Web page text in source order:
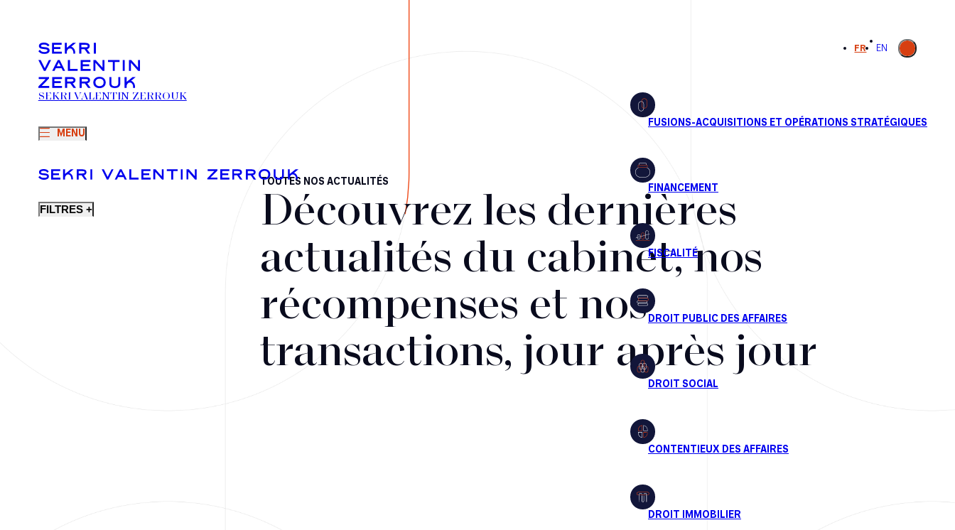
MENU
SEKRI VALENTIN ZERROUK
FR EN
Ouvrir la
recherche
FILTRES +
TOUTES NOS ACTUALITÉS
Découvrez les dernières
actualités du cabinet, nos
récompenses et nos
transactions, jour après jour